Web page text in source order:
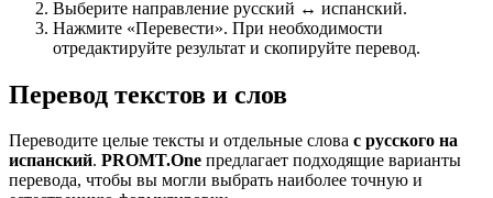
Выберите направление русский ↔ испанский.
Нажмите «Перевести». При необходимости
отредактируйте результат и скопируйте перевод.
Перевод текстов и слов
Переводите целые тексты и отдельные слова с русского на
испанский. PROMT.One предлагает подходящие варианты
перевода, чтобы вы могли выбрать наиболее точную и